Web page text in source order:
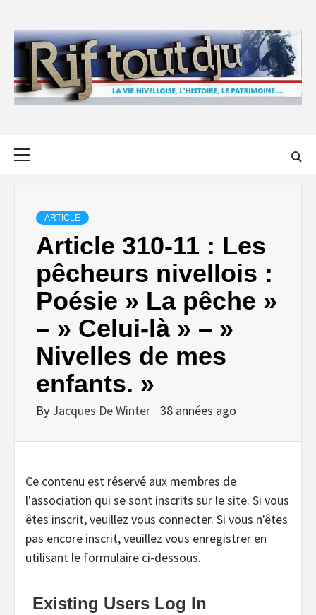
content
ARTICLE
Article 310-11 : Les
pêcheurs nivellois :
Poésie » La pêche »
– » Celui-là » – »
Nivelles de mes
enfants. »
By Jacques De Winter 38 années ago
Ce contenu est réservé aux membres de
l'association qui se sont inscrits sur le site. Si vous
êtes inscrit, veuillez vous connecter. Si vous n'êtes
pas encore inscrit, veuillez vous enregistrer en
utilisant le formulaire ci-dessous.
Existing Users Log In